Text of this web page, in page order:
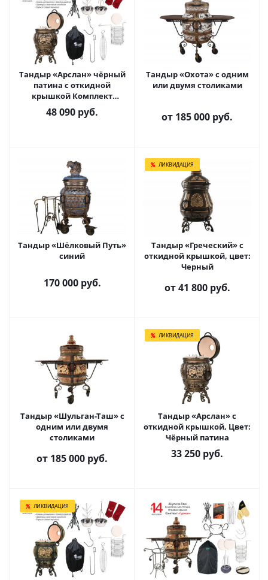
Тандыр «Арслан» чёрный
патина с откидной
крышкой Комплект
Гурман
48 090 руб.
Тандыр «Охота» с одним
или двумя столиками
от 185 000 руб.
Тандыр «Шёлковый Путь»
синий
170 000руб.
ЛИКВИДАЦИЯ
Тандыр «Греческий» с
откидной крышкой, цвет:
Черный
от41 800 руб.
Тандыр «Шульган-Таш» с
одним или двумя
столиками
от 185 000 руб.
ЛИКВИДАЦИЯ
Тандыр «Арслан» с
откидной крышкой, Цвет:
Чёрный патина
33 250 руб.
ЛИКВИДАЦИЯ